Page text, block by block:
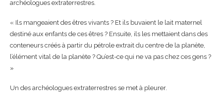
archéologues extraterrestres.
« Ils mangeaient des êtres vivants ? Et ils buvaient le lait maternel
destiné aux enfants de ces êtres ? Ensuite, ils les mettaient dans des
conteneurs créés à partir du pétrole extrait du centre de la planète,
l’élément vital de la planète ? Qu’est-ce qui ne va pas chez ces gens ?
»
Un des archéologues extraterrestres se met à pleurer.